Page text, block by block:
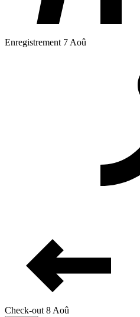
Enregistrement 7 Aoû
Check-out 8 Aoû